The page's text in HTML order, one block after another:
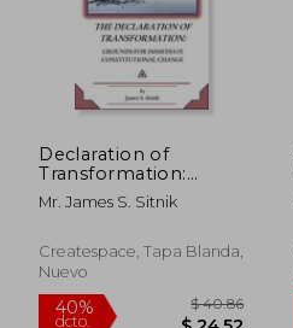
Declaration of
Transformation:
Grounds for
Immediate
Change
Mr. James S. Sitnik
Createspace, Tapa Blanda,
Nuevo